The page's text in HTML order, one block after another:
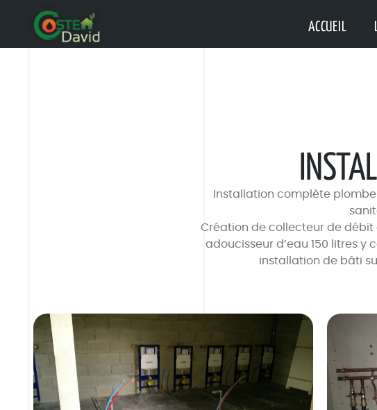
ACCUEIL
Installation complète
Création de collecteur de débit
adoucisseur d’eau 150 litres
installation de bâti